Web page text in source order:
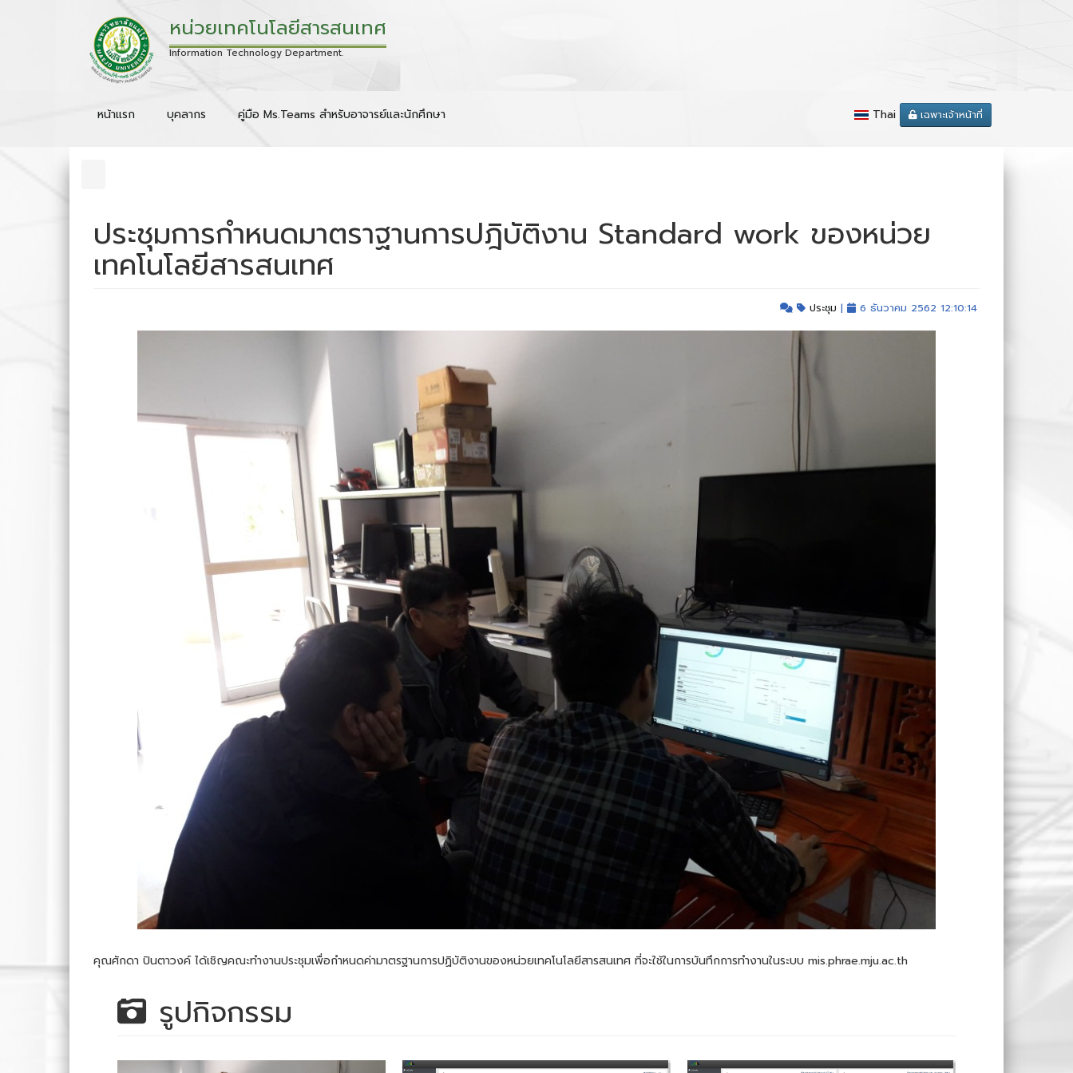
หน่วยเทคโนโลยีสารสนเทศ
Information Technology Department.
หน้าแรก บุคลากร คู่มือ Ms.Teams สำหรับอาจารย์และนักศึกษา Thai เฉพาะเจ้าหน้าที่
ประชุมการกำหนดมาตราฐานการปฎิบัติงาน Standard work ของหน่วย
เทคโนโลยีสารสนเทศ
ประชุม | 6 ธันวาคม 2562 12:10:14
คุณศักดา ปินตาวงค์ ได้เชิญคณะทำงานประชุมเพื่อกำหนดค่ามาตรฐานการปฏิบัติงานของหน่วยเทคโนโลยีสารสนเทศ ที่จะใช้ในการบันทึกการทำงานในระบบ mis.phrae.mju.ac.th
รูปกิจกรรม